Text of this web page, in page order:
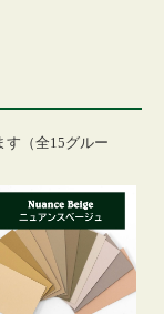
す（全15グルー